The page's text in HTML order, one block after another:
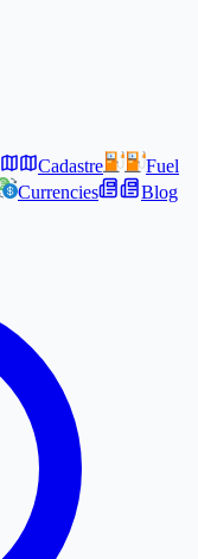
Cadastre
Fuel
Currencies
Blog